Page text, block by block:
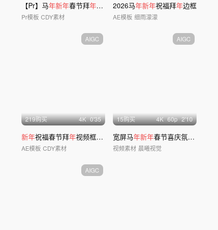
【Pr】马年新年春节拜年视频框 03
Pr模板 CDY素材
2026马年新年祝福拜年边框
AE模板 细雨濛濛
AIGC
219购买 4K 0'35
新年祝福春节拜年视频框AE模板 02
AE模板 CDY素材
AIGC
15购买 4K 60p 2'10
宽屏马年新年春节喜庆氛围红绸灯笼中国结
视频素材 晨曦视觉
AIGC